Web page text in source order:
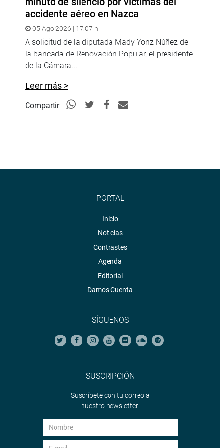
accidente aéreo en Nazca
05 Ago 2026 | 17:07 h
A solicitud de la diputada Mady Yonz Núñez de
la bancada de Renovación Popular, el presidente
de la Cámara...
Leer más >
Compartir
PORTAL
Inicio
Noticias
Contrastes
Agenda
Editorial
Damos Cuenta
SÍGUENOS
SUSCRIPCIÓN
Suscríbete con tu correo a
nuestro newsletter.